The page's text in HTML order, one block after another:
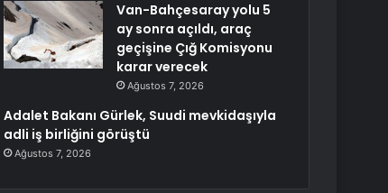
Van-Bahçesaray yolu 5
ay sonra açıldı, araç
geçişine Çığ Komisyonu
karar verecek
Ağustos 7, 2026
Adalet Bakanı Gürlek, Suudi mevkidaşıyla
adli iş birliğini görüştü
Ağustos 7, 2026